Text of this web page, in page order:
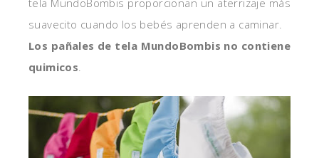
tela MundoBombis proporcionan un aterrizaje más
suavecito cuando los bebés aprenden a caminar.
Los pañales de tela MundoBombis no contiene
quimicos.